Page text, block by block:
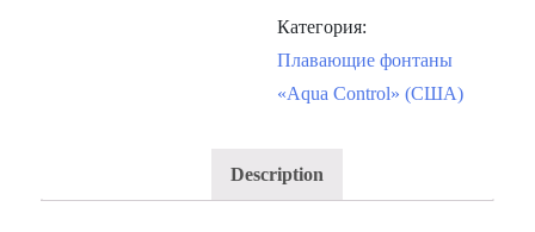
Категория:
Плавающие фонтаны
«Aqua Control» (США)
Description